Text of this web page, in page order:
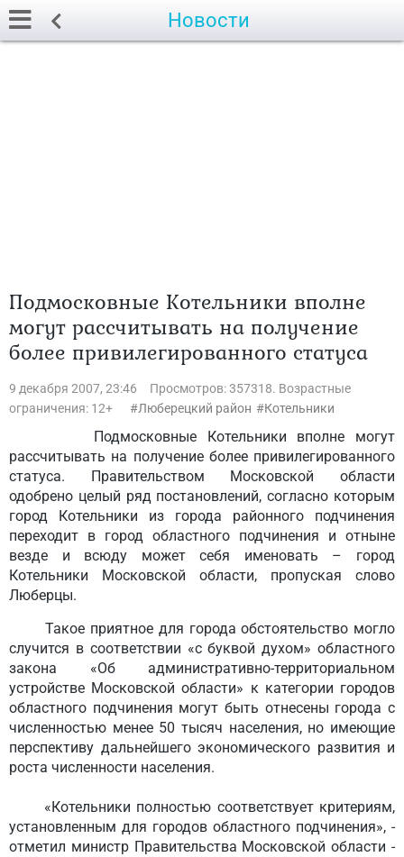
Новости
Подмосковные Котельники вполне
могут рассчитывать на получение
более привилегированного статуса
9 декабря 2007, 23:46
Просмотров: 357318. Возрастные
ограничения: 12+
Люберецкий район Котельники
Подмосковные Котельники вполне могут
рассчитывать на получение более привилегированного
статуса. Правительством Московской области
одобрено целый ряд постановлений, согласно которым
город Котельники из города районного подчинения
переходит в город областного подчинения и отныне
везде и всюду может себя именовать – город
Котельники Московской области, пропуская слово
Люберцы.
Такое приятное для города обстоятельство могло
случится в соответствии «с буквой духом» областного
закона «Об административно-территориальном
устройстве Московской области» к категории городов
областного подчинения могут быть отнесены города с
численностью менее 50 тысяч населения, но имеющие
перспективу дальнейшего экономического развития и
роста численности населения.
«Котельники полностью соответствует критериям,
установленным для городов областного подчинения», -
отметил министр Правительства Московской области -